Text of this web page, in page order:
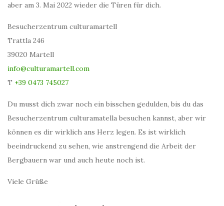
aber am 3. Mai 2022 wieder die Türen für dich.
Besucherzentrum culturamartell
Trattla 246
39020 Martell
info@culturamartell.com
T +39 0473 745027
Du musst dich zwar noch ein bisschen gedulden, bis du das
Besucherzentrum culturamatella besuchen kannst, aber wir
können es dir wirklich ans Herz legen. Es ist wirklich
beeindruckend zu sehen, wie anstrengend die Arbeit der
Bergbauern war und auch heute noch ist.
Viele Grüße